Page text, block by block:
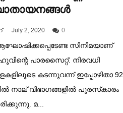
വാതായനങ്ങള്‍
July 2, 2020 0
സിനിമയാണ്
പാരസൈറ്റ്. നിരവധി
കടന്നുവന്ന് ഇപ്പോഴിതാ 92
നാല് വിഭാഗങ്ങളില്‍ പുരസ്‌കാരം
മ...